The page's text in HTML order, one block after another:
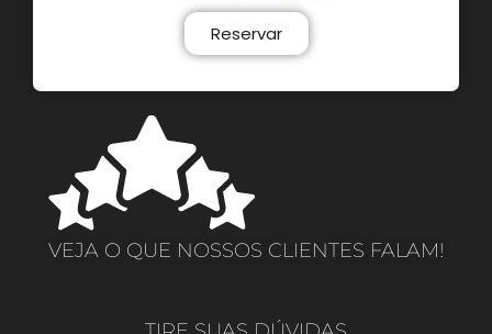
Reservar
VEJA O QUE NOSSOS CLIENTES FALAM!